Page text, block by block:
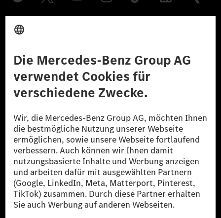
© 2026 Mercedes-Benz Group AG. Alle Rechte vorbehalten.
reduzierte CO₂-Emissionen bei der Mercedes-Benz Group durch
zertifizierte Ausgleichsprojekte kompensiert werden.
[2] Renewable Charging ist ein integraler Bestandteil von MB.CHARGE
Public in Europa, den USA, Kanada und China. Sofern an der jeweiligen
Ladestation noch kein Strom aus erneuerbaren Energien vorliegt,
verwendet Renewable Charging Grünstromzertifikate*. Diese stellen
sicher, dass für Ladevorgänge über MB.CHARGE Public eine äquivalente
Strommenge aus erneuerbaren Energien ins Stromnetz eingespeist wird.
Sie stammen ausschließlich aus Wind- und Solarkraftanlagen, die jünger
als sechs Jahre sind.
* Inkl. EKOenergy Ökolabel